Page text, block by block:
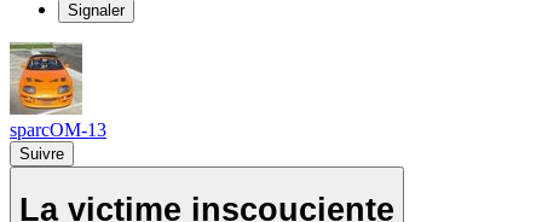
Signaler
sparcOM-13
Suivre
La victime inscouciente